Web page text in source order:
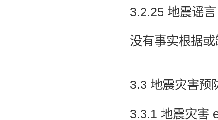
3.2.25 地震谣
没有事实根据
3.3 地震灾害预
3.3.1 地震灾害